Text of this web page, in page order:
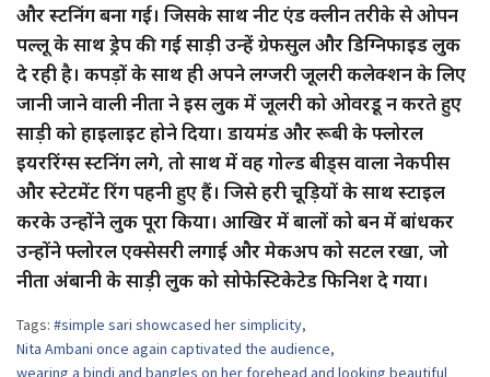
और स्टनिंग बना गई। जिसके साथ नीट एंड क्लीन तरीके से ओपन
पल्लू के साथ ड्रेप की गई साड़ी उन्हें ग्रेफसुल और डिग्निफाइड लुक
दे रही है। कपड़ों के साथ ही अपने लग्जरी जूलरी कलेक्शन के लिए
जानी जाने वाली नीता ने इस लुक में जूलरी को ओवरडू न करते हुए
साड़ी को हाइलाइट होने दिया। डायमंड और रूबी के फ्लोरल
इयररिंग्स स्टनिंग लगे, तो साथ में वह गोल्ड बीड्स वाला नेकपीस
और स्टेटमेंट रिंग पहनी हुए हैं। जिसे हरी चूड़ियों के साथ स्टाइल
करके उन्होंने लुक पूरा किया। आखिर में बालों को बन में बांधकर
उन्होंने फ्लोरल एक्सेसरी लगाई और मेकअप को सटल रखा, जो
नीता अंबानी के साड़ी लुक को सोफेस्टिकेटेड फिनिश दे गया।
Tags: #simple sari showcased her simplicity,
Nita Ambani once again captivated the audience,
wearing a bindi and bangles on her forehead and looking beautiful